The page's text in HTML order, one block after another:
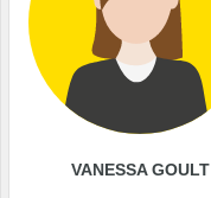
VANESSA GOULT